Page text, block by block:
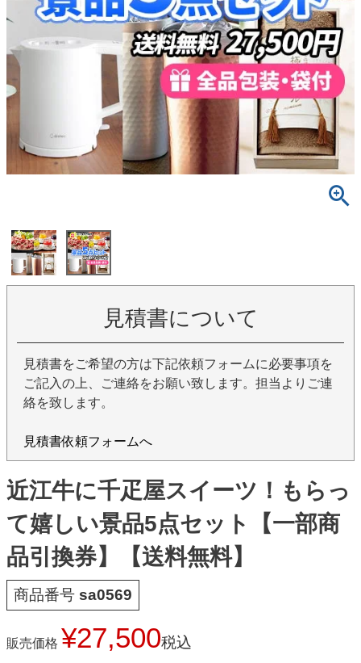
見積書について
見積書をご希望の方は下記依頼フォームに必要事項を
ご記入の上、ご連絡をお願い致します。担当よりご連
絡を致します。
見積書依頼フォームへ
近江牛に千疋屋スイーツ！もらっ
て嬉しい景品5点セット【一部商
品引換券】【送料無料】
商品番号 sa0569
販売価格 ¥27,500税込